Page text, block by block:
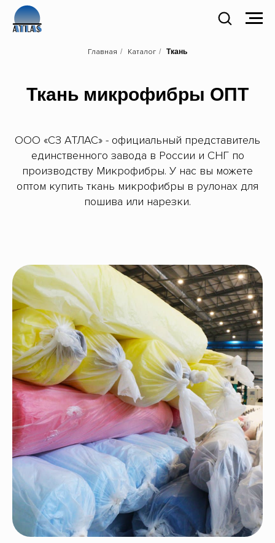
Главная / Каталог / Ткань
Ткань микрофибры ОПТ
ООО «СЗ АТЛАС» - официальный представитель
единственного завода в России и СНГ по
производству Микрофибры. У нас вы можете
оптом купить ткань микрофибры в рулонах для
пошива или нарезки.